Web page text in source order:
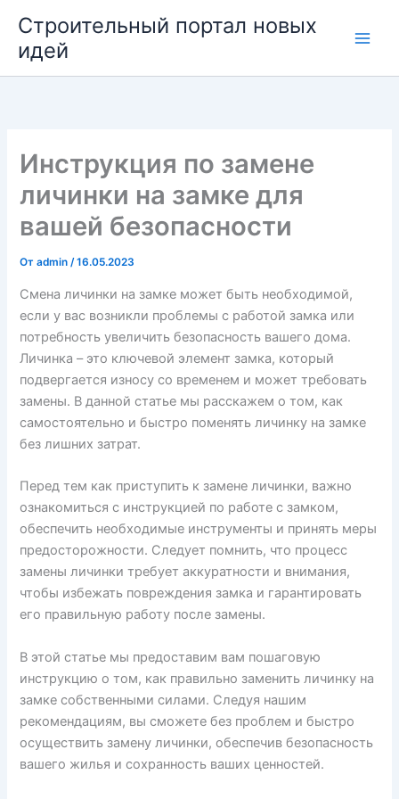
содержимому
Строительный портал новых
идей
Инструкция по замене
личинки на замке для
вашей безопасности
Отadmin/16.05.2023
Смена личинки на замке может быть необходимой,
если у вас возникли проблемы с работой замка или
потребность увеличить безопасность вашего дома.
Личинка – это ключевой элемент замка, который
подвергается износу со временем и может требовать
замены. В данной статье мы расскажем о том, как
самостоятельно и быстро поменять личинку на замке
без лишних затрат.
Перед тем как приступить к замене личинки, важно
ознакомиться с инструкцией по работе с замком,
обеспечить необходимые инструменты и принять меры
предосторожности. Следует помнить, что процесс
замены личинки требует аккуратности и внимания,
чтобы избежать повреждения замка и гарантировать
его правильную работу после замены.
В этой статье мы предоставим вам пошаговую
инструкцию о том, как правильно заменить личинку на
замке собственными силами. Следуя нашим
рекомендациям, вы сможете без проблем и быстро
осуществить замену личинки, обеспечив безопасность
вашего жилья и сохранность ваших ценностей.